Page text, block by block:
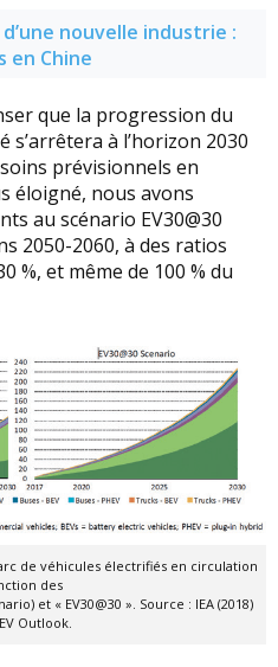
d’une nouvelle industrie :
en Chine
que la progression du
s’arrêtera à l’horizon 2030
prévisionnels en
éloigné, nous avons
au scénario EV30@30
2050-2060, à des ratios
%, et même de 100 % du
de véhicules électrifiés en circulation
des
et « EV30@30 ». Source : IEA (2018)
Outlook.